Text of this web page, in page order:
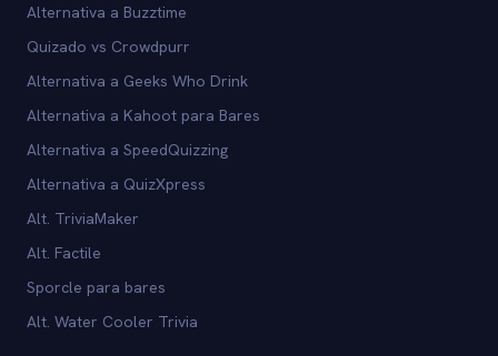
Alternativa a Buzztime
Quizado vs Crowdpurr
Alternativa a Geeks Who Drink
Alternativa a Kahoot para Bares
Alternativa a SpeedQuizzing
Alternativa a QuizXpress
Alt. TriviaMaker
Alt. Factile
Sporcle para bares
Alt. Water Cooler Trivia